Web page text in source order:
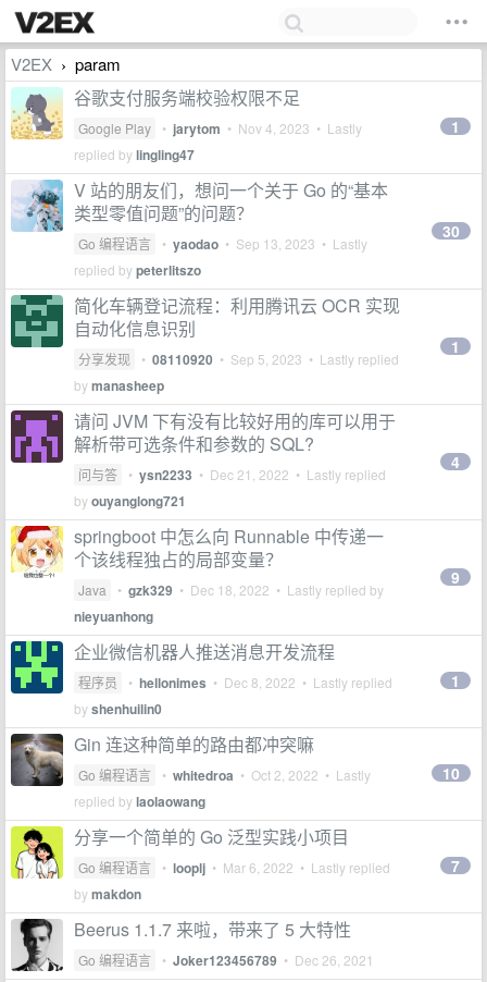
V2EX › param
谷歌支付服务端校验权限不足
Google Play • jarytom • Nov 4, 2023 • Lastly
replied bylingling47
1
V 站的朋友们，想问一个关于 Go 的“基本
类型零值问题”的问题？
Go 编程语言 • yaodao • Sep 13, 2023 • Lastly
replied bypeterlitszo
30
简化车辆登记流程：利用腾讯云 OCR 实现
自动化信息识别
分享发现 • 08110920 • Sep 5, 2023 • Lastly replied
bymanasheep
1
请问 JVM 下有没有比较好用的库可以用于
解析带可选条件和参数的 SQL?
问与答 • ysn2233 • Dec 21, 2022 • Lastly replied
byouyanglong721
4
springboot 中怎么向 Runnable 中传递一
个该线程独占的局部变量？
Java • gzk329 • Dec 18, 2022 • Lastly replied by
nieyuanhong
9
企业微信机器人推送消息开发流程
程序员 • hellonimes • Dec 8, 2022 • Lastly replied
byshenhuilin0
1
Gin 连这种简单的路由都冲突嘛
Go 编程语言 • whitedroa • Oct 2, 2022 • Lastly
replied bylaolaowang
10
分享一个简单的 Go 泛型实践小项目
Go 编程语言 • looplj • Mar 6, 2022 • Lastly replied
bymakdon
7
Beerus 1.1.7 来啦，带来了 5 大特性
Go 编程语言 • Joker123456789 • Dec 26, 2021